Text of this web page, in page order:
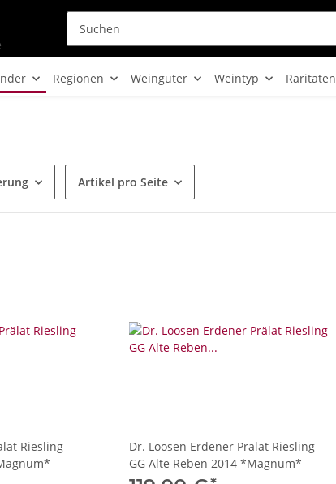
Regionen Weingüter Weintyp Raritäten
Artikel pro Seite
Riesling
Dr. Loosen Erdener Prälat Riesling
GG Alte Reben 2014 *Magnum*